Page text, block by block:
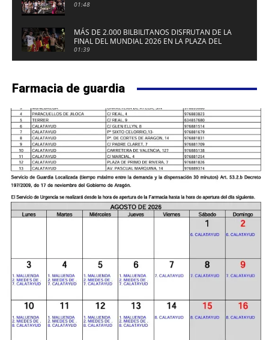
01:48
MÁS DE 2.000 BILBILITANOS DISFRUTAN DE LA
FINAL DEL MUNDIAL 2026 EN LA PLAZA DEL
FUERTE DE CALATAYUD
01:39
Farmacia de guardia